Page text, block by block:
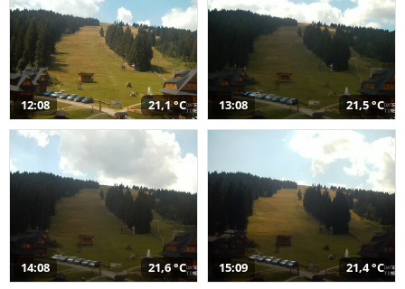
12:08 21,1 °C 13:08 21,5 °C
14:08 21,6 °C 15:09 21,4 °C